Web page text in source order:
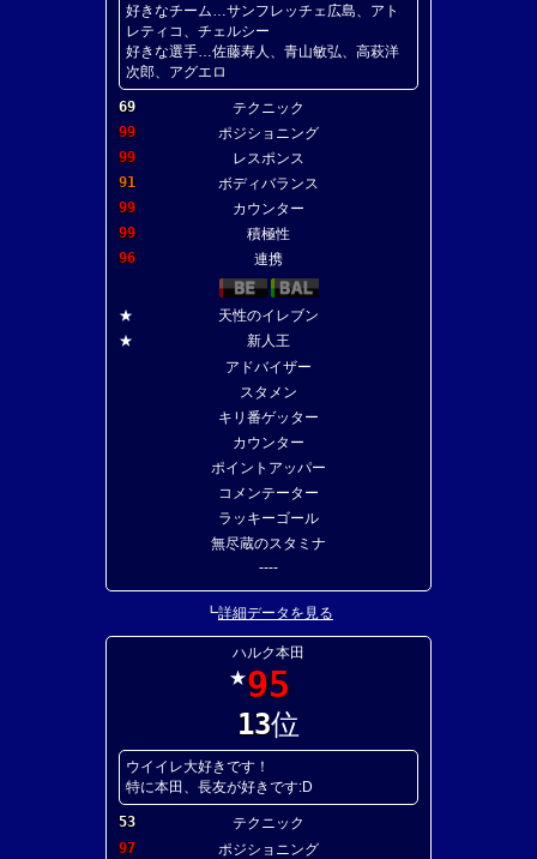
好きなチーム…サンフレッチェ広島、アト
レティコ、チェルシー
好きな選手…佐藤寿人、青山敏弘、高萩洋
次郎、アグエロ
69
テクニック
99
ポジショニング
99
レスポンス
91
ボディバランス
99
カウンター
99
積極性
96
連携
★
天性のイレブン
★
新人王
アドバイザー
スタメン
キリ番ゲッター
カウンター
ポイントアッパー
コメンテーター
ラッキーゴール
無尽蔵のスタミナ
----
┗詳細データを見る
ハルク本田
★95
13位
ウイイレ大好きです！
特に本田、長友が好きです:D
53
テクニック
97
ポジショニング